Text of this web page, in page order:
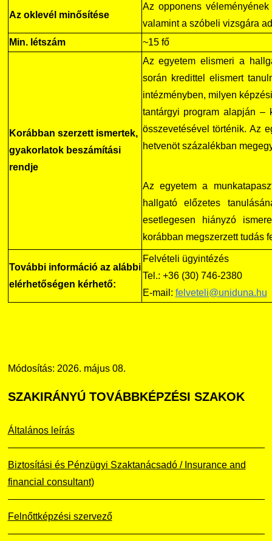
Az oklevél minősítése
Az opponens
valamint a szóbeli vizsgára
Min. létszám
~15 fő
Korábban szerzett ismertek,
gyakorlatok beszámítási
rendje
Az egyetem elismeri a
során kredittel elismert
intézményben, milyen
tantárgyi program alapján –
összevetésével történik. Az
hetvenöt százalékban
Az egyetem a
hallgató előzetes
esetlegesen hiányzó
korábban megszerzett tudás
További információ az alábbi
elérhetőségen kérhető:
Felvételi ügyintézés
Tel.: +36 (30) 746-2380
E-mail: felveteli@uniduna.hu
Módosítás: 2026. május 08.
SZAKIRÁNYÚTOVÁBBKÉPZÉSI SZAKOK
Általános leírás
Biztosítási és Pénzügyi Szaktanácsadó / Insurance and
financial consultant)
Felnőttképzési szervező